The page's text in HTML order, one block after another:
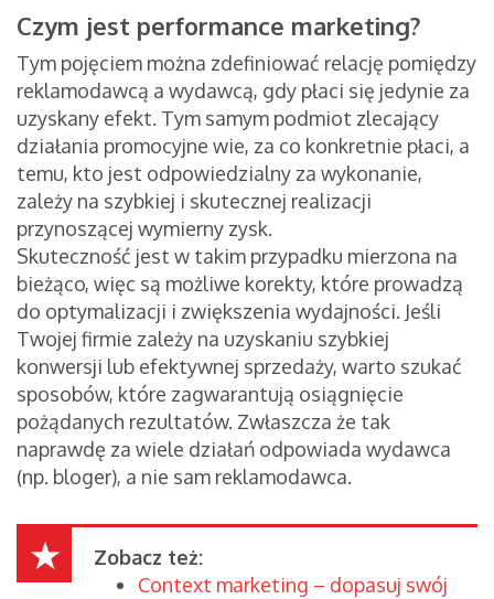
Czym jest performance marketing?
Tym pojęciem można zdefiniować relację pomiędzy
reklamodawcą a wydawcą, gdy płaci się jedynie za
uzyskany efekt. Tym samym podmiot zlecający
działania promocyjne wie, za co konkretnie płaci, a
temu, kto jest odpowiedzialny za wykonanie,
zależy na szybkiej i skutecznej realizacji
przynoszącej wymierny zysk.
Skuteczność jest w takim przypadku mierzona na
bieżąco, więc są możliwe korekty, które prowadzą
do optymalizacji i zwiększenia wydajności. Jeśli
Twojej firmie zależy na uzyskaniu szybkiej
konwersji lub efektywnej sprzedaży, warto szukać
sposobów, które zagwarantują osiągnięcie
pożądanych rezultatów. Zwłaszcza że tak
naprawdę za wiele działań odpowiada wydawca
(np. bloger), a nie sam reklamodawca.
Zobacz też:
Context marketing – dopasuj swój